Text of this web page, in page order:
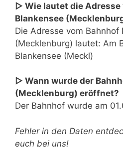
▷ Wie lautet die Adresse
Blankensee
Die Adresse vom Bahnhof
(Mecklenburg) lautet: Am
Blankensee (Meckl)
▷ Wann wurde der
(Mecklenburg) eröffnet?
Der Bahnhof wurde am
Fehler in den Daten
euch bei uns!